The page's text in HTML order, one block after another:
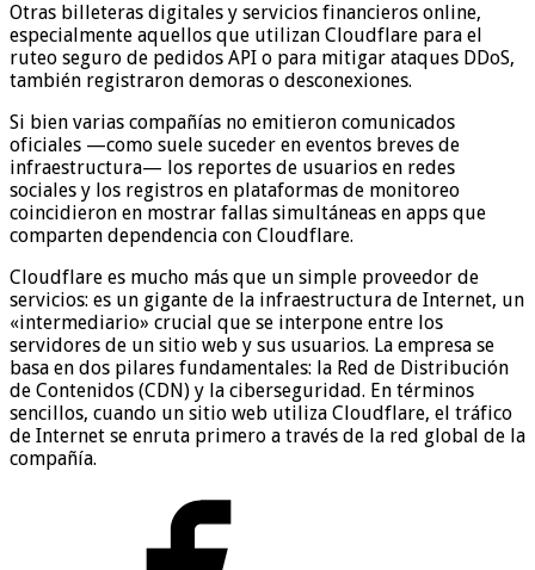
Otras billeteras digitales y servicios financieros online,
especialmente aquellos que utilizan Cloudflare para el
ruteo seguro de pedidos API o para mitigar ataques DDoS,
también registraron demoras o desconexiones.
Si bien varias compañías no emitieron comunicados
oficiales —como suele suceder en eventos breves de
infraestructura— los reportes de usuarios en redes
sociales y los registros en plataformas de monitoreo
coincidieron en mostrar fallas simultáneas en apps que
comparten dependencia con Cloudflare.
Cloudflare es mucho más que un simple proveedor de
servicios: es un gigante de la infraestructura de Internet, un
«intermediario» crucial que se interpone entre los
servidores de un sitio web y sus usuarios. La empresa se
basa en dos pilares fundamentales: la Red de Distribución
de Contenidos (CDN) y la ciberseguridad. En términos
sencillos, cuando un sitio web utiliza Cloudflare, el tráfico
de Internet se enruta primero a través de la red global de la
compañía.